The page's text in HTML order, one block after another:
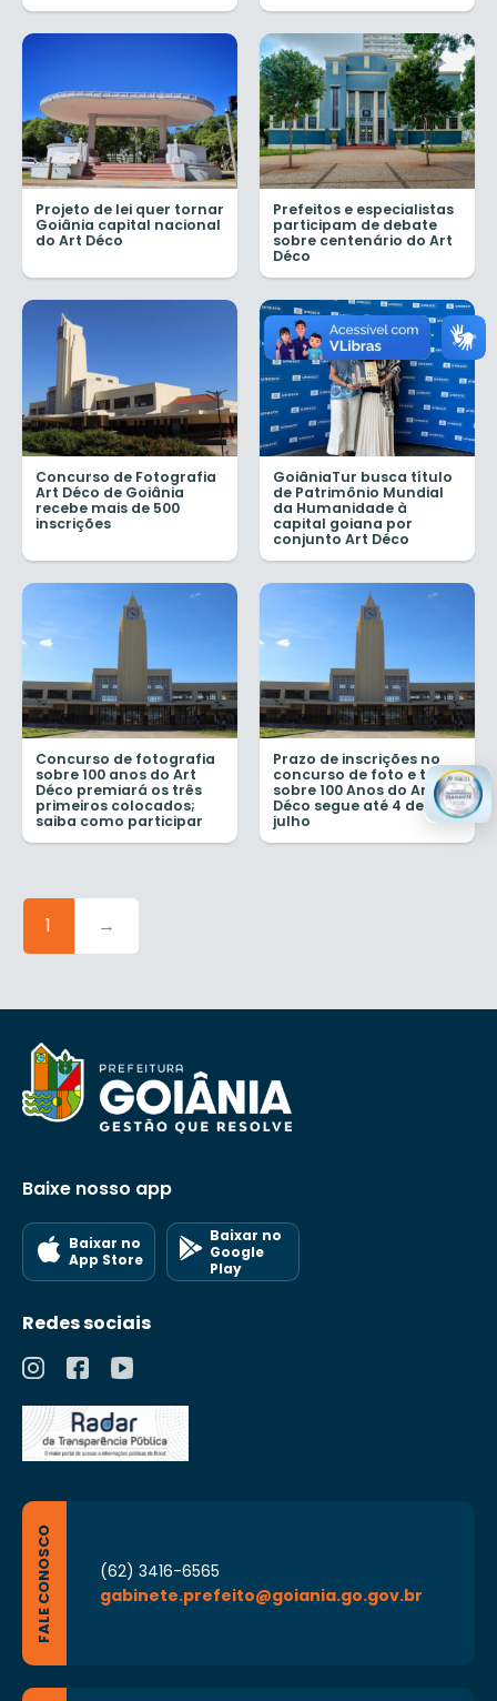
Projeto de lei quer tornar
Goiânia capital nacional
do Art Déco
Prefeitos e especialistas
participam de debate
sobre centenário do Art
Déco
Concurso de Fotografia
Art Déco de Goiânia
recebe mais de 500
inscrições
GoiâniaTur busca título
de Patrimônio Mundial
da Humanidade à
capital goiana por
conjunto Art Déco
Concurso de fotografia
sobre 100 anos do Art
Déco premiará os três
primeiros colocados;
saiba como participar
Prazo de inscrições no
concurso de foto e texto
sobre 100 Anos do Art
Déco segue até 4 de
julho
1 →
Baixe nosso app
Baixar no
App Store
Baixar no
Google
Play
Redes sociais
FALE CONOSCO
(62) 3416-6565
gabinete.prefeito@goiania.go.gov.br